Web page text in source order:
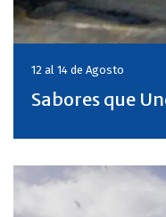
12 al 14 de Agosto
Sabores que